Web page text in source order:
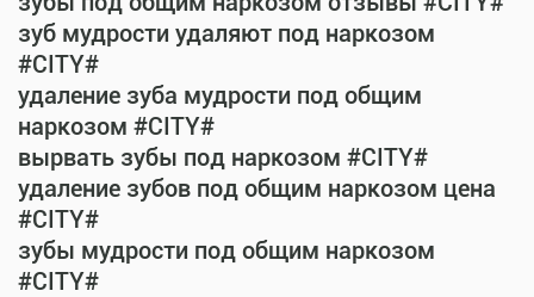
зуб мудрости удаляют под наркозом
#CITY#
удаление зуба мудрости под общим
наркозом #CITY#
вырвать зубы под наркозом #CITY#
удаление зубов под общим наркозом цена
#CITY#
зубы мудрости под общим наркозом
#CITY#